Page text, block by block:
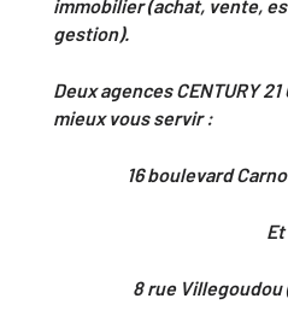
immobilier (achat, vente,
gestion).
Deux agences CENTURY
mieux vous servir :
16 boulevard
Et
8 rue Villegoudou